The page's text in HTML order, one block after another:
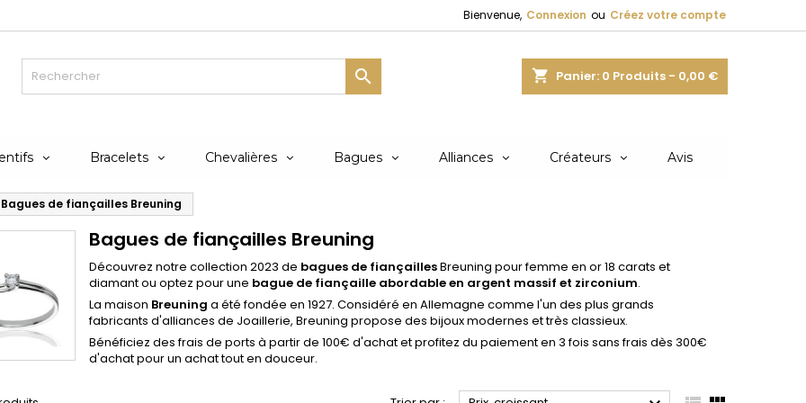
Bienvenue, Connexion ou Créez votre compte
shopping_cart Panier: 0 Produits - 0,00 €

Bracelets Chevalières Bagues Alliances Créateurs Avis
Bagues de fiançailles Breuning
Bagues de fiançailles Breuning
Découvrez notre collection 2023 de bagues de fiançaillesBreuning pour femme en or 18 carats et
diamant ou optez pour une bague de fiançaille abordable en argent massif et zirconium.
La maison Breuning a été fondée en 1927. Considéré en Allemagne comme l'un des plus grands
fabricants d'alliances de Joaillerie, Breuning propose des bijoux modernes et très classieux.
Bénéficiez des frais de ports à partir de 100€ d'achat et profitez du paiement en 3 fois sans frais dès 300€
d'achat pour un achat tout en douceur.